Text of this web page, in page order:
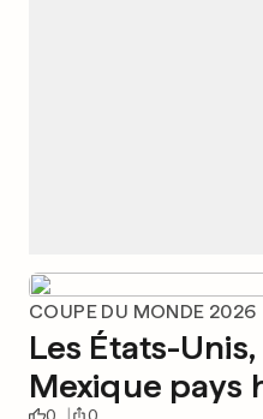
COUPE DU MONDE 2026
Les États-
Mexique pays